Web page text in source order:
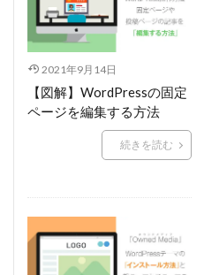
2021年9月14日
【図解】WordPressの固定
ページを編集する方法
続きを読む